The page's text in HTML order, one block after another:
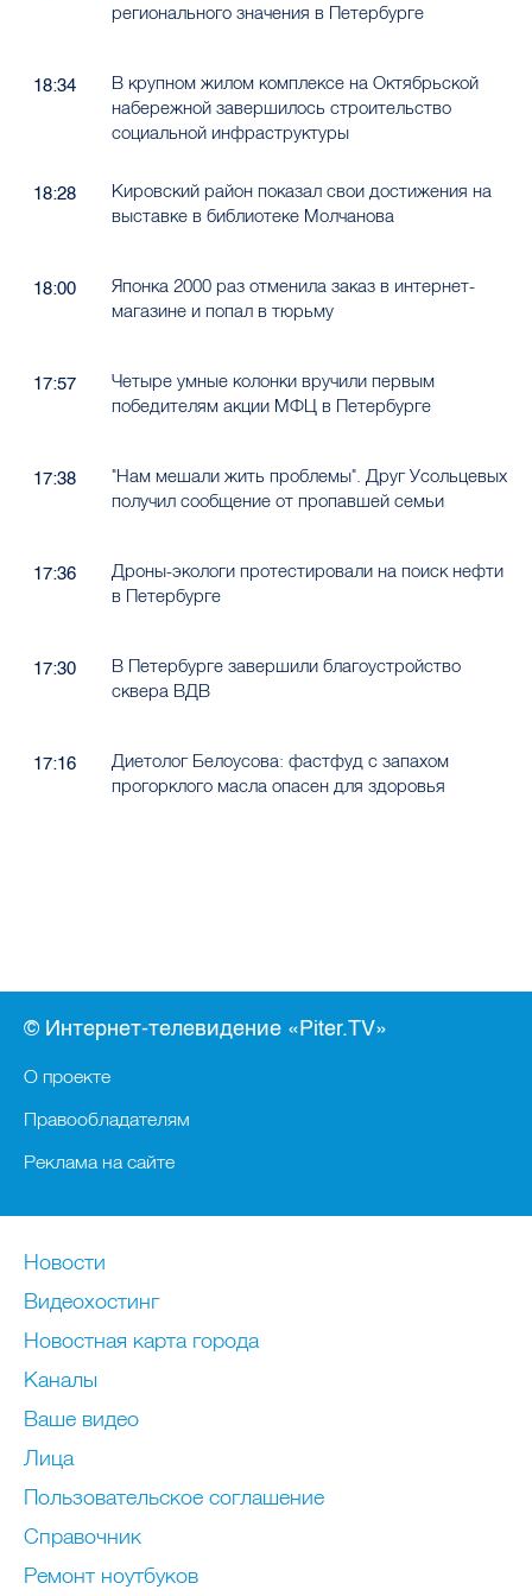
регионального значения в Петербурге
18:34
В крупном жилом комплексе на Октябрьской
набережной завершилось строительство
социальной инфраструктуры
18:28
Кировский район показал свои достижения на
выставке в библиотеке Молчанова
18:00
Японка 2000 раз отменила заказ в интернет-
магазине и попал в тюрьму
17:57
Четыре умные колонки вручили первым
победителям акции МФЦ в Петербурге
17:38
"Нам мешали жить проблемы". Друг Усольцевых
получил сообщение от пропавшей семьи
17:36
Дроны-экологи протестировали на поиск нефти
в Петербурге
17:30
В Петербурге завершили благоустройство
сквера ВДВ
17:16
Диетолог Белоусова: фастфуд с запахом
прогорклого масла опасен для здоровья
© Интернет-телевидение «Piter.TV»
О проекте
Правообладателям
Реклама на сайте
Новости
Видеохостинг
Новостная карта города
Каналы
Ваше видео
Лица
Пользовательское соглашение
Справочник
Ремонт нoутбуков